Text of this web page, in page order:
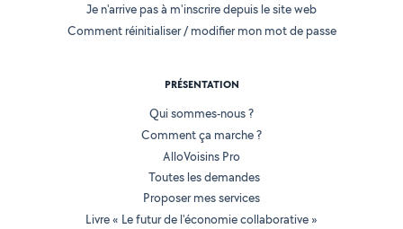
Je n'arrive pas à m'inscrire depuis le site web
Comment réinitialiser / modifier mon mot de passe
PRÉSENTATION
Qui sommes-nous ?
Comment ça marche ?
AlloVoisins Pro
Toutes les demandes
Proposer mes services
Livre « Le futur de l'économie collaborative »